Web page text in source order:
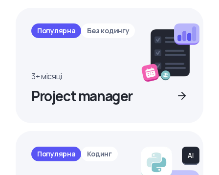
Популярна Без кодингу
3+ місяці
Project manager
Популярна Кодинг